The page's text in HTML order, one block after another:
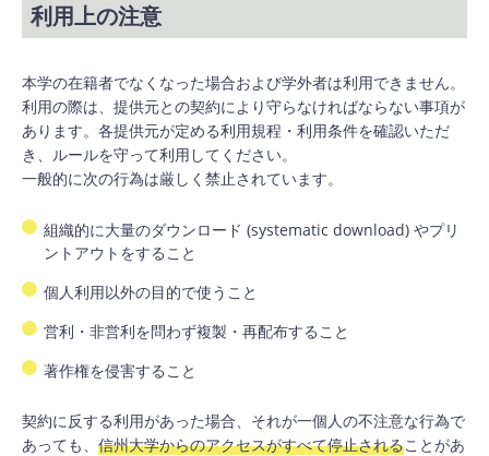
利用上の注意
本学の在籍者でなくなった場合および学外者は利用できません。
利用の際は、提供元との契約により守らなければならない事項が
あります。各提供元が定める利用規程・利用条件を確認いただ
き、ルールを守って利用してください。
一般的に次の行為は厳しく禁止されています。
組織的に大量のダウンロード (systematic download) やプリ
ントアウトをすること
個人利用以外の目的で使うこと
営利・非営利を問わず複製・再配布すること
著作権を侵害すること
契約に反する利用があった場合、それが一個人の不注意な行為で
あっても、 信州大学からのアクセスがすべて停止されることがあ